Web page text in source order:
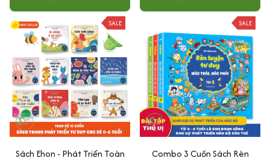
SALE
Sách Ehon - Phát Triển Toàn
SALE
Combo 3 Cuốn Sách Rèn